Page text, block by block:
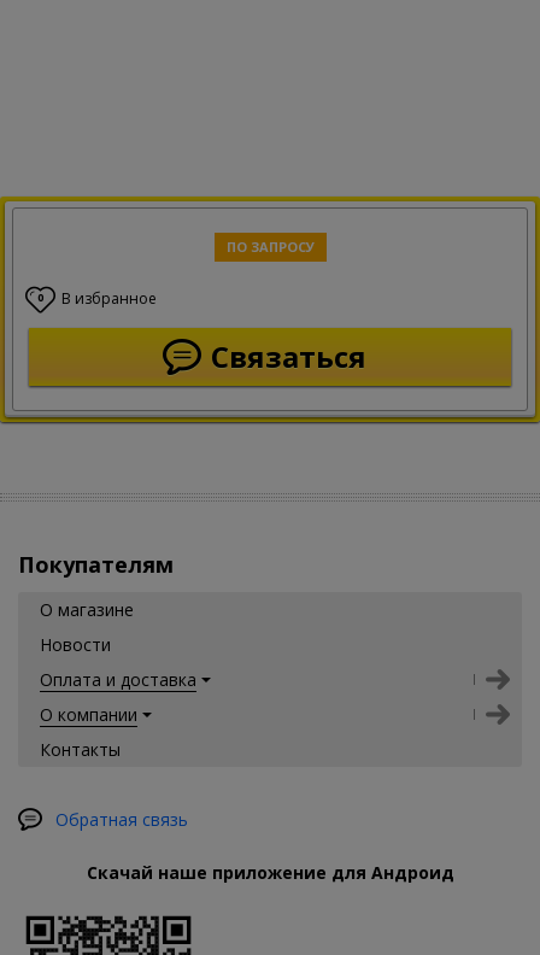
ПО ЗАПРОСУ
0 В избранное
Связаться
Покупателям
О магазине
Новости
Оплата и доставка
О компании
Контакты
Обратная связь
Скачай наше приложение для Андроид